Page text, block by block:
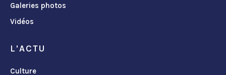
Galeries photos
Vidéos
L'ACTU
Culture